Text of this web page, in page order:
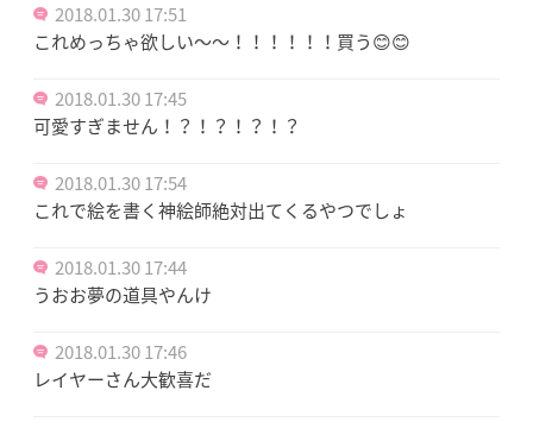
2018.01.30 17:51
これめっちゃ欲しい〜〜！！！！！！買う😊😊
2018.01.30 17:45
可愛すぎません！？！？！？！？
2018.01.30 17:54
これで絵を書く神絵師絶対出てくるやつでしょ
2018.01.30 17:44
うおお夢の道具やんけ
2018.01.30 17:46
レイヤーさん大歓喜だ